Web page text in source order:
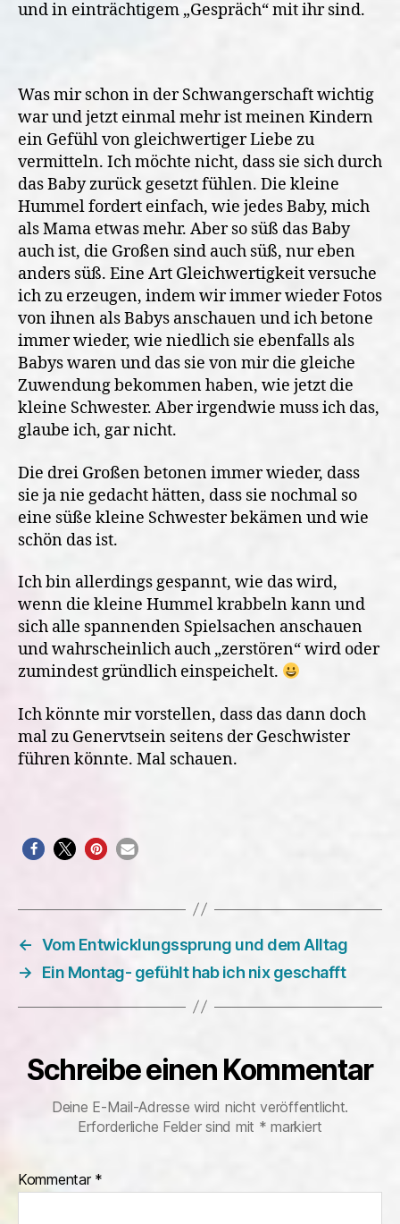
und in einträchtigem „Gespräch“ mit ihr sind.
Was mir schon in der Schwangerschaft wichtig
war und jetzt einmal mehr ist meinen Kindern
ein Gefühl von gleichwertiger Liebe zu
vermitteln. Ich möchte nicht, dass sie sich durch
das Baby zurück gesetzt fühlen. Die kleine
Hummel fordert einfach, wie jedes Baby, mich
als Mama etwas mehr. Aber so süß das Baby
auch ist, die Großen sind auch süß, nur eben
anders süß. Eine Art Gleichwertigkeit versuche
ich zu erzeugen, indem wir immer wieder Fotos
von ihnen als Babys anschauen und ich betone
immer wieder, wie niedlich sie ebenfalls als
Babys waren und das sie von mir die gleiche
Zuwendung bekommen haben, wie jetzt die
kleine Schwester. Aber irgendwie muss ich das,
glaube ich, gar nicht.
Die drei Großen betonen immer wieder, dass
sie ja nie gedacht hätten, dass sie nochmal so
eine süße kleine Schwester bekämen und wie
schön das ist.
Ich bin allerdings gespannt, wie das wird,
wenn die kleine Hummel krabbeln kann und
sich alle spannenden Spielsachen anschauen
und wahrscheinlich auch „zerstören“ wird oder
zumindest gründlich einspeichelt.
Ich könnte mir vorstellen, dass das dann doch
mal zu Genervtsein seitens der Geschwister
führen könnte. Mal schauen.
← Vom Entwicklungssprung und dem Alltag
→
Ein Montag- gefühlt hab ich nix geschafft
Schreibe einen Kommentar
Deine E-Mail-Adresse wird nicht veröffentlicht.
Erforderliche Felder sind mit * markiert
Kommentar *